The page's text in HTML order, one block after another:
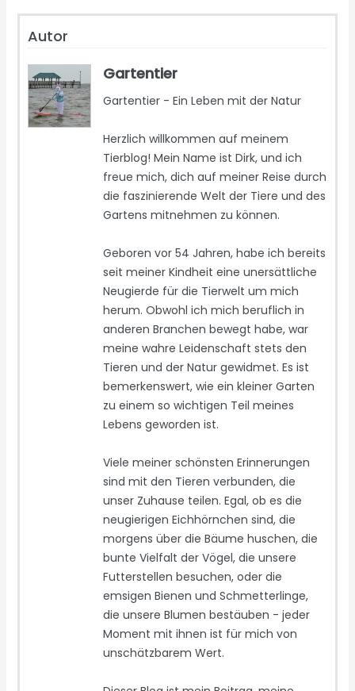
Autor
Gartentier
Gartentier - Ein Leben mit der Natur
Herzlich willkommen auf meinem
Tierblog! Mein Name ist Dirk, und ich
freue mich, dich auf meiner Reise durch
die faszinierende Welt der Tiere und des
Gartens mitnehmen zu können.
Geboren vor 54 Jahren, habe ich bereits
seit meiner Kindheit eine unersättliche
Neugierde für die Tierwelt um mich
herum. Obwohl ich mich beruflich in
anderen Branchen bewegt habe, war
meine wahre Leidenschaft stets den
Tieren und der Natur gewidmet. Es ist
bemerkenswert, wie ein kleiner Garten
zu einem so wichtigen Teil meines
Lebens geworden ist.
Viele meiner schönsten Erinnerungen
sind mit den Tieren verbunden, die
unser Zuhause teilen. Egal, ob es die
neugierigen Eichhörnchen sind, die
morgens über die Bäume huschen, die
bunte Vielfalt der Vögel, die unsere
Futterstellen besuchen, oder die
emsigen Bienen und Schmetterlinge,
die unsere Blumen bestäuben - jeder
Moment mit ihnen ist für mich von
unschätzbarem Wert.